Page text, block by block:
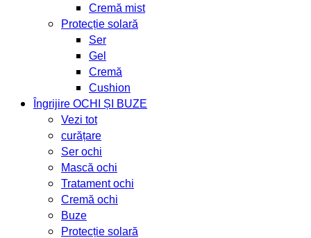
Cremă mist
Protecție solară
Ser
Gel
Cremă
Cushion
Îngrijire OCHI ȘI BUZE
Vezi tot
curățare
Ser ochi
Mască ochi
Tratament ochi
Cremă ochi
Buze
Protecție solară